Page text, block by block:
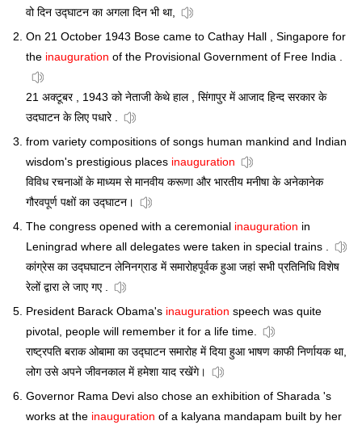
वो दिन उद्घाटन का अगला दिन भी था,
On 21 October 1943 Bose came to Cathay Hall , Singapore for
the inauguration of the Provisional Government of Free India .
21 अक्टूबर , 1943 को नेताजी केथे हाल , सिंगापुर में आजाद हिन्द सरकार के
उदघाटन के लिए पधारे .
from variety compositions of songs human mankind and Indian
wisdom's prestigious places inauguration
विविध रचनाओं के माध्यम से मानवीय करूणा और भारतीय मनीषा के अनेकानेक
गौरवपूर्ण पक्षों का उद्घाटन।
The congress opened with a ceremonial inauguration in
Leningrad where all delegates were taken in special trains .
कांग्रेस का उद्घघाटन लेनिनग्राड में समारोहपूर्वक हुआ जहां सभी प्रतिनिधि विशेष
रेलों द्वारा ले जाए गए .
President Barack Obama's inauguration speech was quite
pivotal, people will remember it for a life time.
राष्ट्रपति बराक ओबामा का उद्घाटन समारोह में दिया हुआ भाषण काफी निर्णायक था,
लोग उसे अपने जीवनकाल में हमेशा याद रखेंगे।
Governor Rama Devi also chose an exhibition of Sharada 's
works at the inauguration of a kalyana mandapam built by her